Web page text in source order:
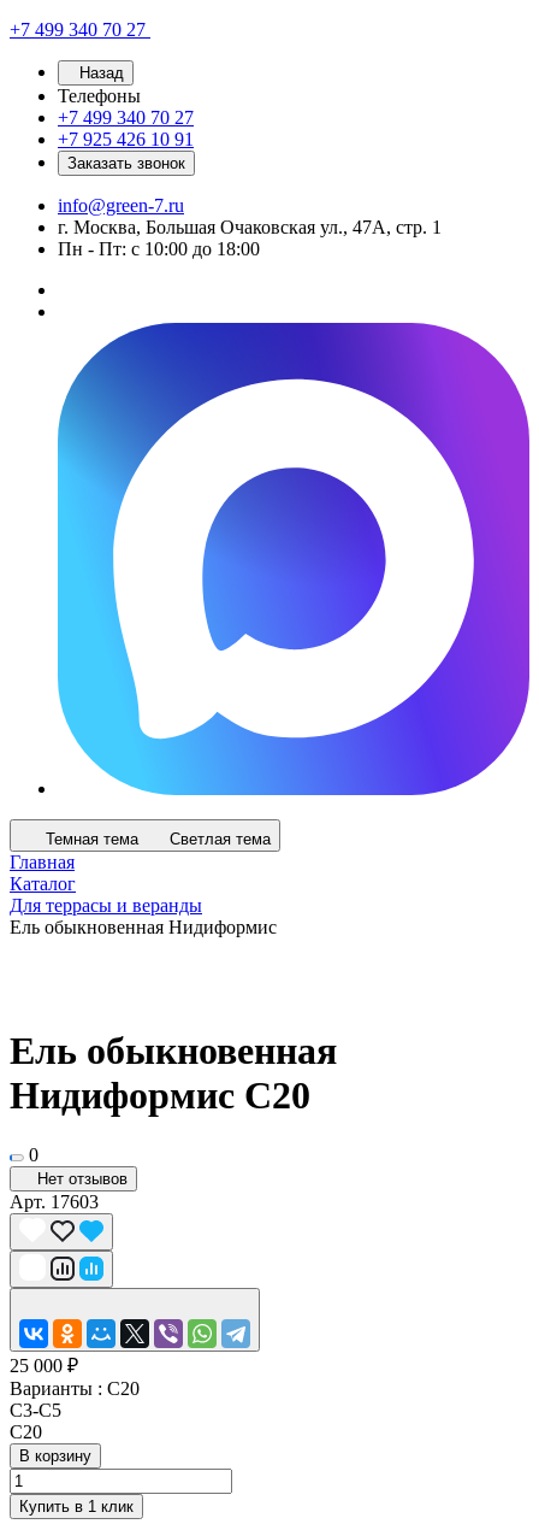
+7 499 340 70 27
Назад
Телефоны
+7 499 340 70 27
+7 925 426 10 91
Заказать звонок
info@green-7.ru
г. Москва, Большая Очаковская ул., 47А, стр. 1
Пн - Пт: с 10:00 до 18:00
Темная тема Светлая тема
Главная
Каталог
Для террасы и веранды
Ель обыкновенная Нидиформис
Ель обыкновенная
Нидиформис С20
0
Нет отзывов
Арт. 17603
25 000 ₽
Варианты : C20
С3-С5
C20
В корзину
Купить в 1 клик